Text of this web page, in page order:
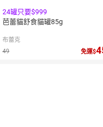
24罐只要$999
芭蕾貓舒食貓罐85g
布蕾克
49
免運